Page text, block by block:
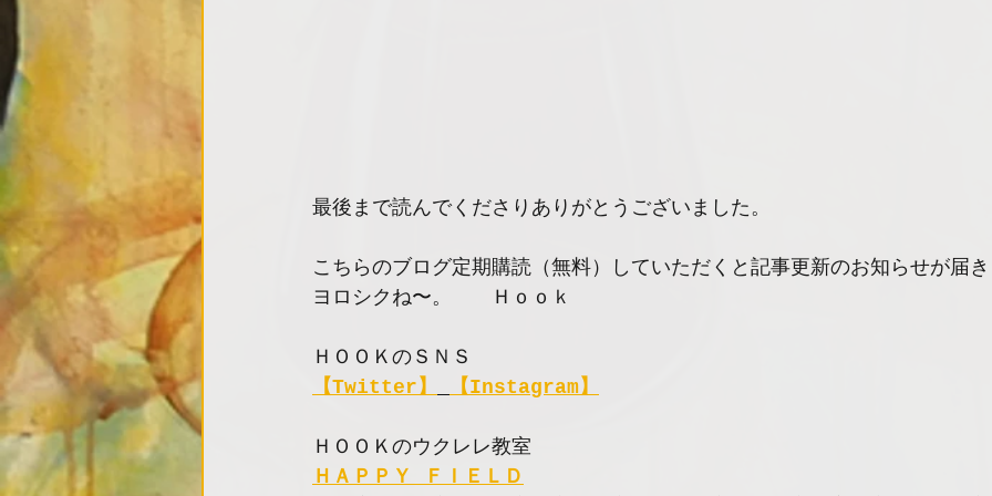
最後まで読んでくださりありがとうございました。
こちらのブログ定期購読（無料）していただくと記事更新のお知らせが届
ヨロシクね〜。　　Ｈｏｏｋ
ＨＯＯＫのＳＮＳ
【Twitter】
【Instagram】
ＨＯＯＫのウクレレ教室
ＨＡＰＰＹ ＦＩＥＬＤ